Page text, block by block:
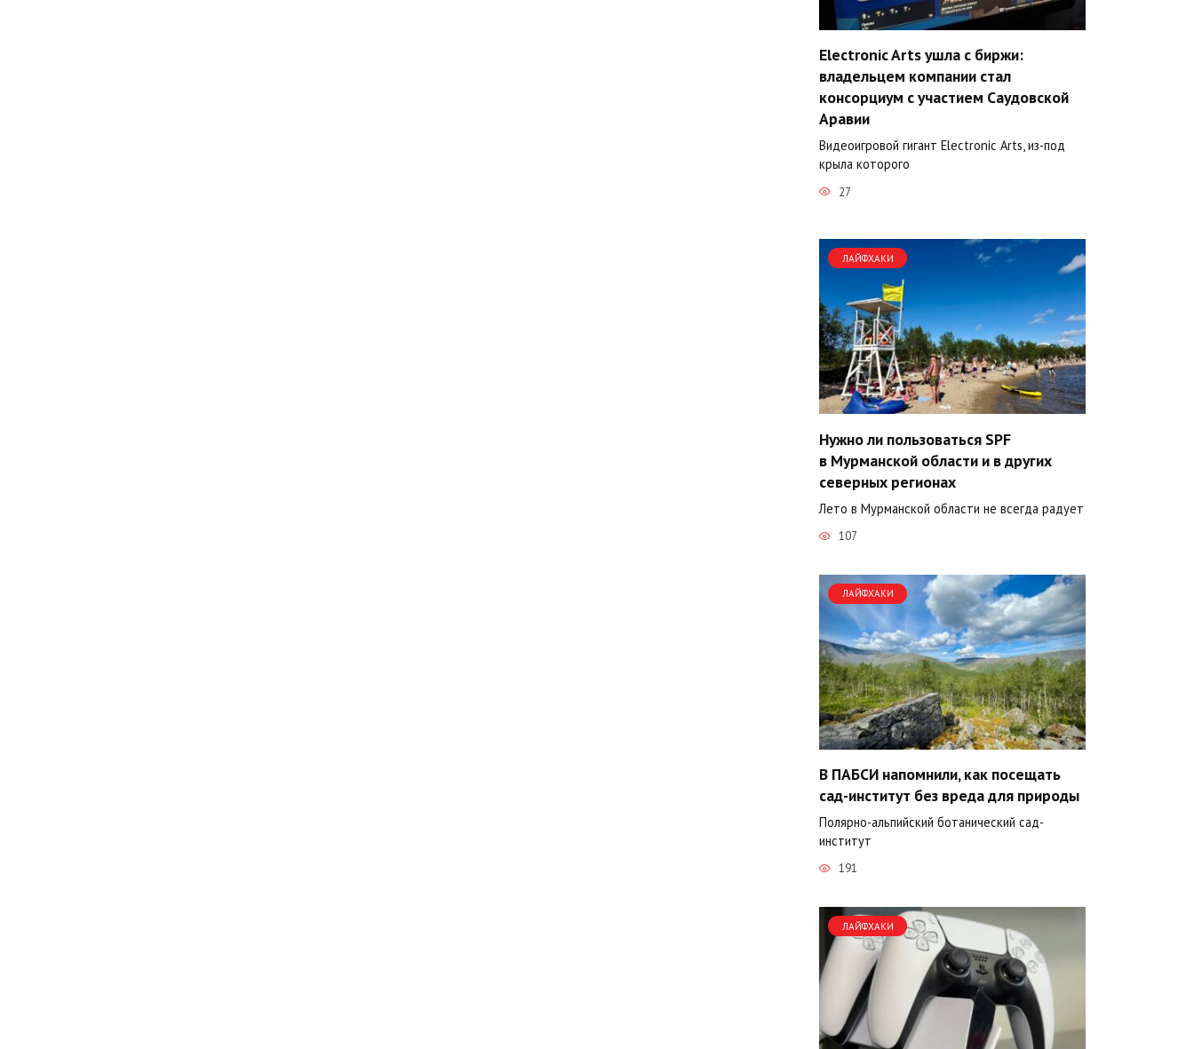
Electronic Arts ушла с биржи:
владельцем компании стал
консорциум с участием Саудовской
Аравии
Видеоигровой гигант Electronic Arts, из-под
крыла которого
27
ЛАЙФХАКИ
Нужно ли пользоваться SPF
в Мурманской области и в других
северных регионах
Лето в Мурманской области не всегда радует
107
ЛАЙФХАКИ
В ПАБСИ напомнили, как посещать
сад-институт без вреда для природы
Полярно-альпийский ботанический сад-
институт
191
ЛАЙФХАКИ